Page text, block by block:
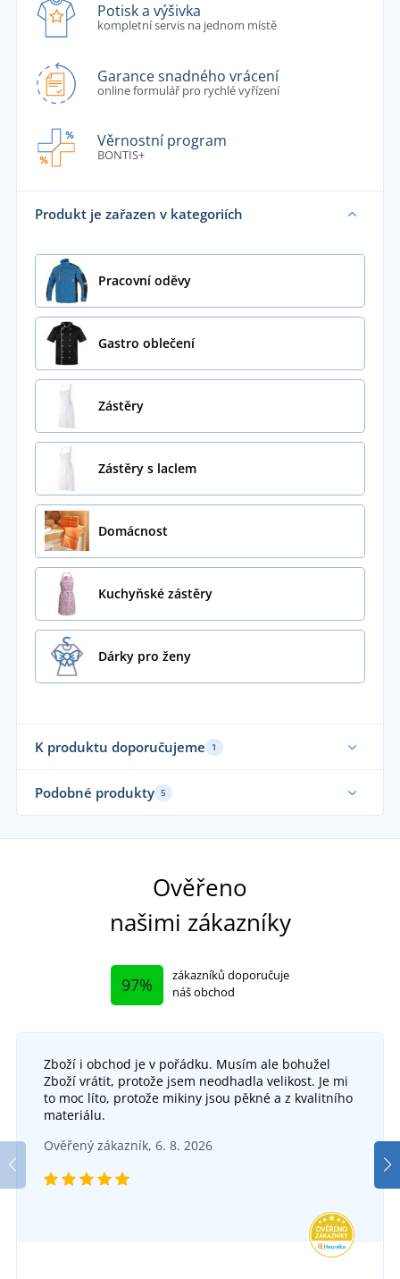
Potisk a výšivka
kompletní servis na jednom místě
Garance snadného vrácení
online formulář pro rychlé vyřízení
Věrnostní program
BONTIS+
Produkt je zařazen v kategoriích
Pracovní oděvy
Gastro oblečení
Zástěry
Zástěry s laclem
Domácnost
Kuchyňské zástěry
Dárky pro ženy
K produktu doporučujeme 1
+1
Kuchyňská chňapka Puntíky - 2 ks
DO 6 DNŮ
v pondělí 17. 8.
Podobné produkty 5
Kuchyňská zástěra s laclem a kapsou
261 Kč
Ověřeno
našimi zákazníky
97%
zákazníků doporučuje
náš obchod
Zboží i obchod je v pořádku. Musím ale bohužel
Zboží vrátit, protože jsem neodhadla velikost. Je mi
to moc líto, protože mikiny jsou pěkné a z kvalitního
materiálu.
Ověřený zákazník, 6. 8. 2026